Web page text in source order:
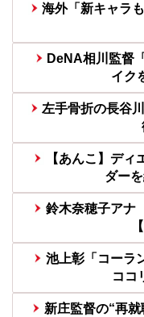
海外「新キャラ
DeNA相川監督
イク
左手骨折の長谷
【あんこ】デ
ダー
鈴木奈穂子アナ
池上彰「コーラ
ココ
新庄監督の“再